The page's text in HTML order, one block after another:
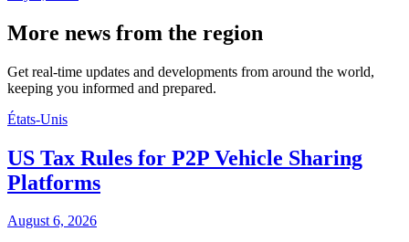
More news from the region
Get real-time updates and developments from around the world,
keeping you informed and prepared.
États-Unis
US Tax Rules for P2P Vehicle Sharing
Platforms
August 6, 2026